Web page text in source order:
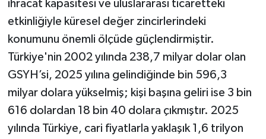
ihracat kapasitesi ve uluslararası ticaretteki
etkinliğiyle küresel değer zincirlerindeki
konumunu önemli ölçüde güçlendirmiştir.
Türkiye'nin 2002 yılında 238,7 milyar dolar olan
GSYH’si, 2025 yılına gelindiğinde bin 596,3
milyar dolara yükselmiş; kişi başına geliri ise 3 bin
616 dolardan 18 bin 40 dolara çıkmıştır. 2025
yılında Türkiye, cari fiyatlarla yaklaşık 1,6 trilyon